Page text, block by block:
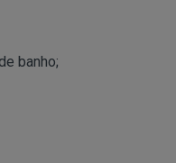
banho;